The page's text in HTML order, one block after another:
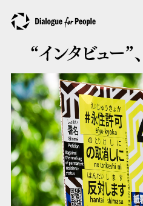
“インタビュー”、